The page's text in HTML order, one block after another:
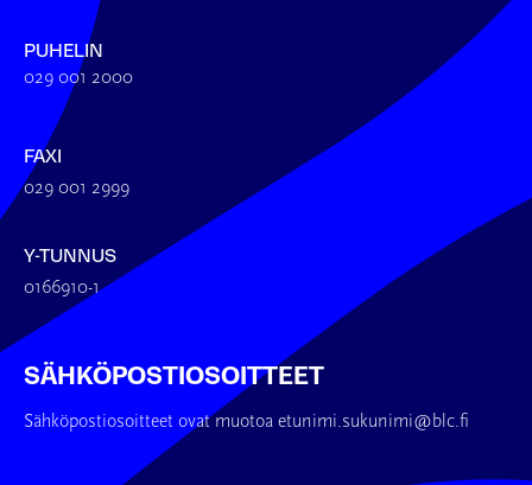
PUHELIN
029 001 2000
FAXI
029 001 2999
Y-TUNNUS
0166910-1
SÄHKÖPOSTIOSOITTEET
Sähköpostiosoitteet ovat muotoa etunimi.sukunimi@blc.fi